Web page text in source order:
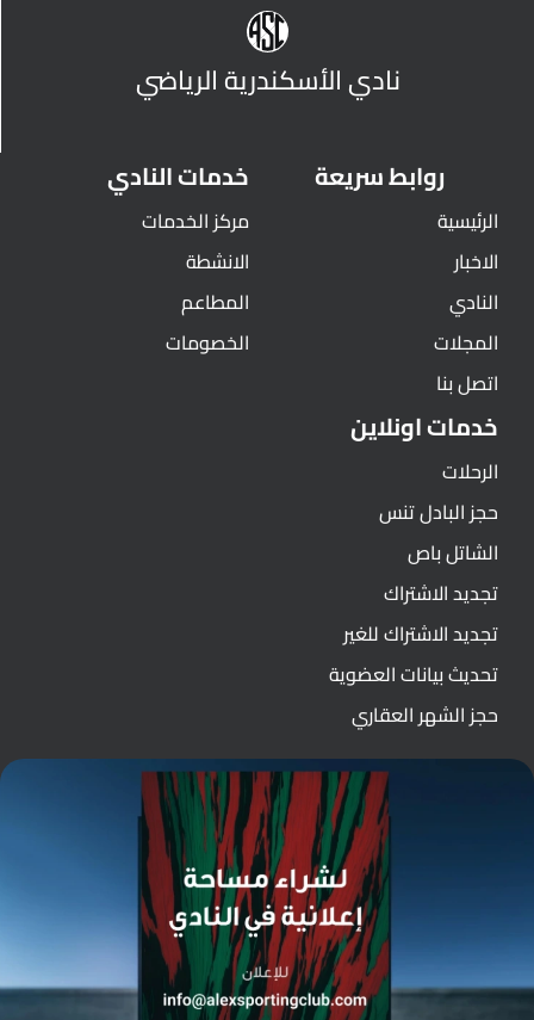
نادي الأسكندرية الرياضي
روابط سريعة
الرئيسية
الاخبار
النادي
المجلات
اتصل بنا
خدمات النادي
مركز الخدمات
الانشطة
المطاعم
الخصومات
خدمات اونلاين
الرحلات
حجز البادل تنس
الشاتل باص
تجديد الاشتراك
تجديد الاشتراك للغير
تحديث بيانات العضوية
حجز الشهر العقاري